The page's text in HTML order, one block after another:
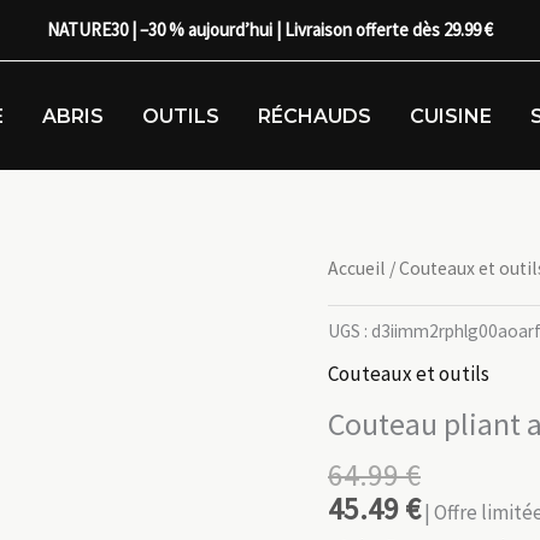
NATURE30 | –30 % aujourd’hui | Livraison offerte dès 29.99 €
ABRIS OUTILS RÉCHAUDS CUISINE
Accueil /Couteaux et
UGS :
Couteaux et outils
Couteau pliant
64.99€
45.49€| Offre